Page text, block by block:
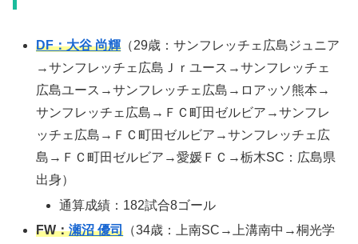
DF：大谷 尚輝 （29歳：サンフレッチェ広島ジュニア
→サンフレッチェ広島Ｊｒユース→サンフレッチェ
広島ユース→サンフレッチェ広島→ロアッソ熊本→
サンフレッチェ広島→ＦＣ町田ゼルビア→サンフレ
ッチェ広島→ＦＣ町田ゼルビア→サンフレッチェ広
島→ＦＣ町田ゼルビア→愛媛ＦＣ→栃木SC：広島県
出身）
通算成績：182試合8ゴール
FW：瀬沼 優司 （34歳：上南SC→上溝南中→桐光学